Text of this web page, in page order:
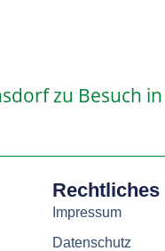
zu Besuch
Rechtliches
Impressum
Datenschutz